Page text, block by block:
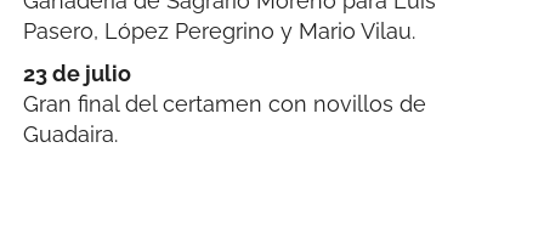
Pasero, López Peregrino y Mario Vilau.
23 de julio
Gran final del certamen con novillos de
Guadaira.